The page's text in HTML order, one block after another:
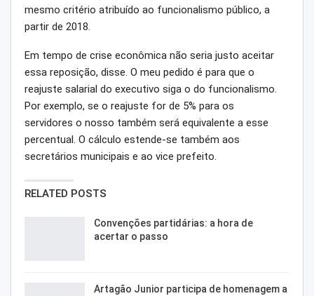
mesmo critério atribuído ao funcionalismo público, a
partir de 2018.
Em tempo de crise econômica não seria justo aceitar
essa reposição, disse. O meu pedido é para que o
reajuste salarial do executivo siga o do funcionalismo.
Por exemplo, se o reajuste for de 5% para os
servidores o nosso também será equivalente a esse
percentual. O cálculo estende-se também aos
secretários municipais e ao vice prefeito.
RELATED POSTS
Convenções partidárias: a hora de
acertar o passo
Artagão Junior participa de homenagem a